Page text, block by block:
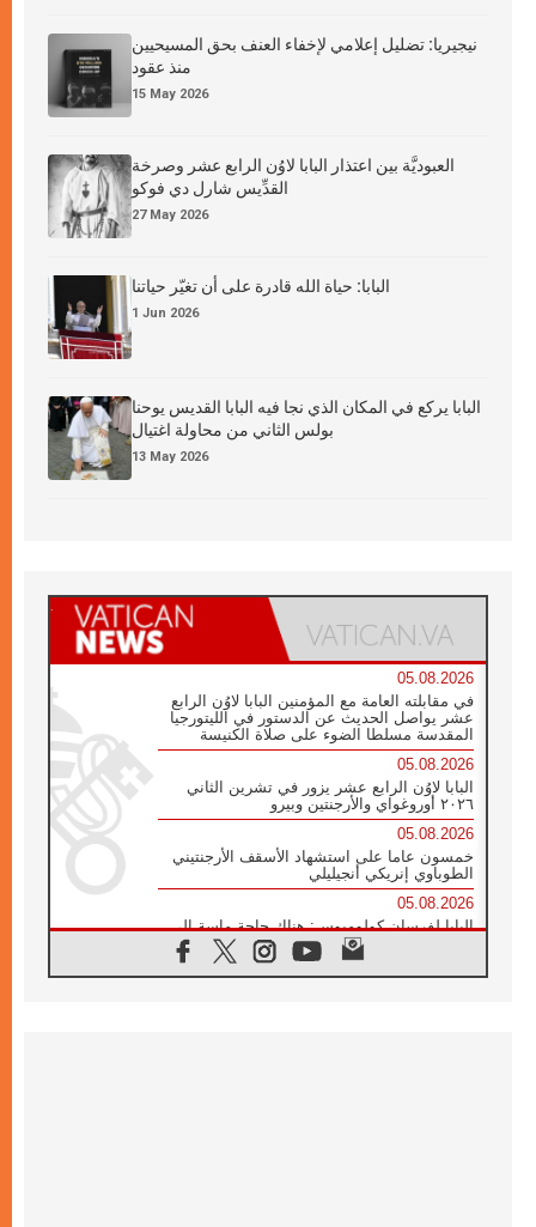
نيجيريا: تضليل إعلامي لإخفاء العنف بحق المسيحيين
منذ عقود
15 May 2026
العبوديَّة بين اعتذار البابا لاوُن الرابع عشر وصرخة
القدِّيس شارل دي فوكو
27 May 2026
البابا: حياة الله قادرة على أن تغيّر حياتنا
1 Jun 2026
البابا يركع في المكان الذي نجا فيه البابا القديس يوحنا
بولس الثاني من محاولة اغتيال
13 May 2026
05.08.2026
في مقابلته العامة مع المؤمنين البابا لاوُن الرابع
عشر يواصل الحديث عن الدستور في الليتورجيا
المقدسة مسلطا الضوء على صلاة الكنيسة
05.08.2026
البابا لاوُن الرابع عشر يزور في تشرين الثاني
٢٠٢٦ أوروغواي والأرجنتين وبيرو
05.08.2026
خمسون عاما على استشهاد الأسقف الأرجنتيني
الطوباوي إنريكي أنجيليلي
05.08.2026
البابا لفرسان كولومبوس: هناك حاجة ماسة إلى
أنبياء تناغم يسعون إلى بناء الجسور
04.08.2026